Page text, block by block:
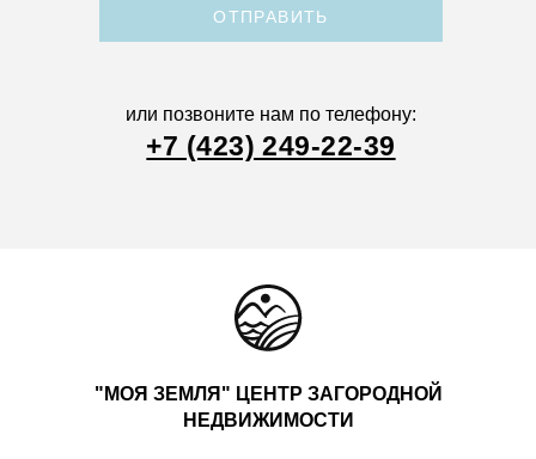
ОТПРАВИТЬ
или позвоните нам по телефону:
+7 (423) 249-22-39
"МОЯ ЗЕМЛЯ" ЦЕНТР ЗАГОРОДНОЙ
НЕДВИЖИМОСТИ